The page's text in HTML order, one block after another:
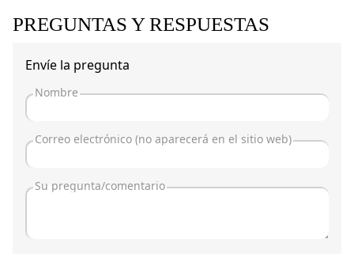
PREGUNTAS Y RESPUESTAS
Envíe la pregunta